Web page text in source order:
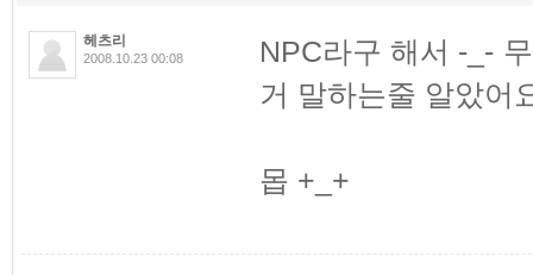
헤츠리
2008.10.23 00:08
NPC라구 해서 -_-
거 말하는줄 알았어
몹 +_+